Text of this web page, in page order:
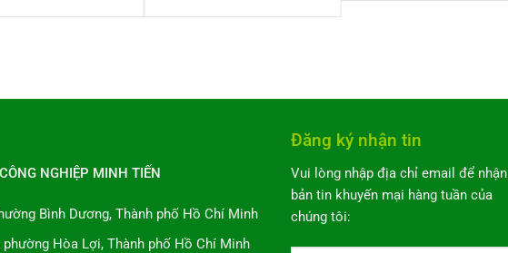
NGHIỆP MINH TIẾN
Bình Dương, Thành phố Hồ Chí Minh
Hòa Lợi, Thành phố Hồ Chí Minh
Đăng ký nhận tin
Vui lòng nhập địa chỉ email để nhận
bản tin khuyến mại hàng tuần của
chúng tôi: